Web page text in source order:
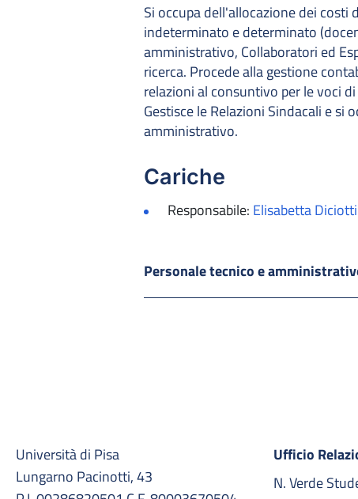
Si occupa dell'allocazione dei
indeterminato e determinato
amministrativo, Collaboratori ed
ricerca. Procede alla gestione
relazioni al consuntivo per le voci
Gestisce le Relazioni Sindacali e
amministrativo.
Cariche
Responsabile: Elisabetta Diciotti
Personale tecnico e
Università di Pisa
Lungarno Pacinotti, 43
Ufficio
N. Verde